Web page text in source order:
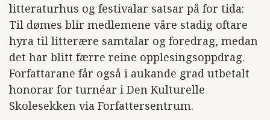
litteraturhus og festivalar satsar på for tida:
Til dømes blir medlemene våre stadig oftare
hyra til litterære samtalar og foredrag, medan
det har blitt færre reine opplesingsoppdrag.
Forfattarane får også i aukande grad utbetalt
honorar for turnéar i Den Kulturelle
Skolesekken via Forfattersentrum.